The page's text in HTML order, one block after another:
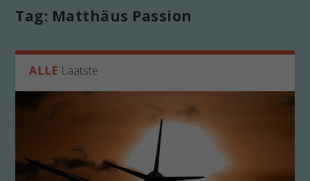
Tag: Matthäus Passion
ALLE Laatste